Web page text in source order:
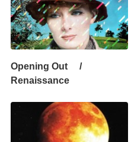
Opening Out /
Renaissance